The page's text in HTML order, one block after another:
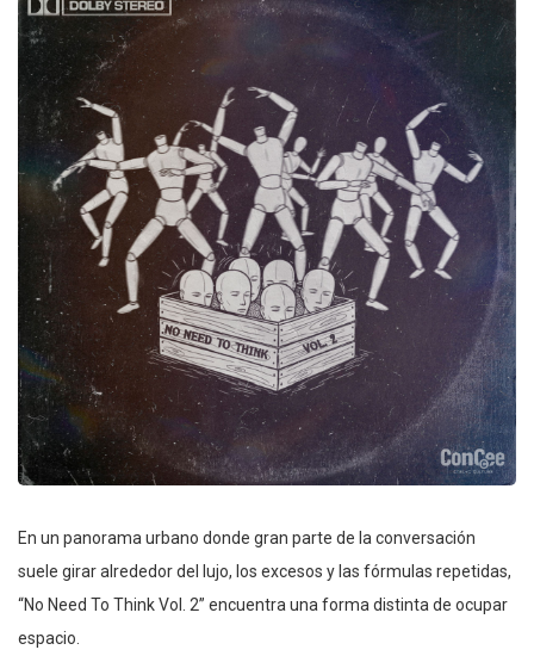
En un panorama urbano donde gran parte de la conversación
suele girar alrededor del lujo, los excesos y las fórmulas repetidas,
“No Need To Think Vol. 2” encuentra una forma distinta de ocupar
espacio.